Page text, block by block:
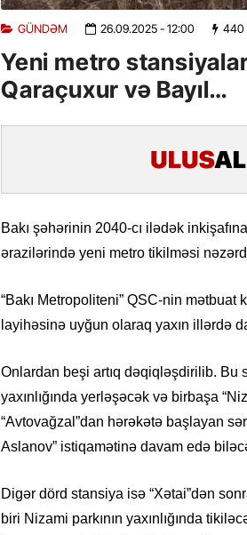
GÜNDƏM 26.09.2025- 12:00 440
Yeni metro
Qaraçuxur və Bayıl…
Bakı şəhərinin 2040-cı ilədək
ərazilərində yeni metro tikilməsi
“Bakı Metropoliteni” QSC-nin
layihəsinə uyğun olaraq yaxın illərdə
Onlardan beşi artıq dəqiqləşdirilib. Bu
yaxınlığında yerləşəcək və birbaşa
“Avtovağzal”dan hərəkətə başlayan
Aslanov” istiqamətinə davam edə
Digər dörd stansiya isə “Xətai”dən
biri Nizami parkının yaxınlığında